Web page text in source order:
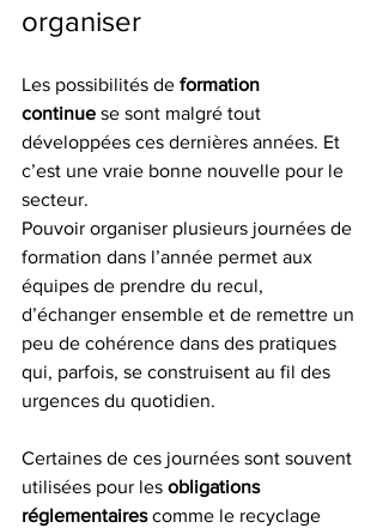
organiser
Les possibilités de formation
continue se sont malgré tout
développées ces dernières années. Et
c’est une vraie bonne nouvelle pour le
secteur.
Pouvoir organiser plusieurs journées de
formation dans l’année permet aux
équipes de prendre du recul,
d’échanger ensemble et de remettre un
peu de cohérence dans des pratiques
qui, parfois, se construisent au fil des
urgences du quotidien.
Certaines de ces journées sont souvent
utilisées pour les obligations
réglementaires comme le recyclage